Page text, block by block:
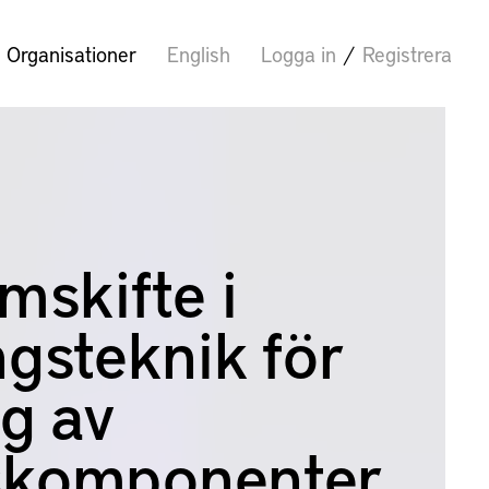
Organisationer English Logga in / Registrera
i
för
av